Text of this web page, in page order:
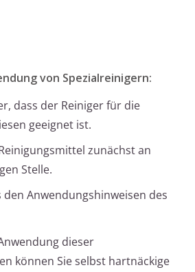
von Spezialreinigern:
dass der Reiniger für die
geeignet ist.
zunächst an
Stelle.
den Anwendungshinweisen des
dieser
können Sie selbst hartnäckige